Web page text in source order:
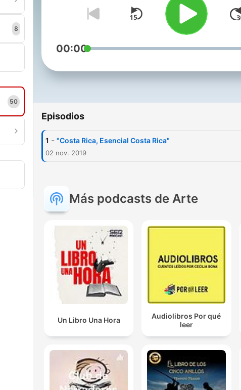
8
50
00:00
Episodios
1 - "Costa Rica, Esencial Costa Rica"
02 nov. 2019
Más podcasts de Arte
Un Libro Una Hora
Audiolibros Por qué
leer